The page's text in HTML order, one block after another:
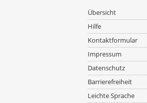
Übersicht
Hilfe
Kontaktformular
Impressum
Datenschutz
Barrierefreiheit
Leichte Sprache